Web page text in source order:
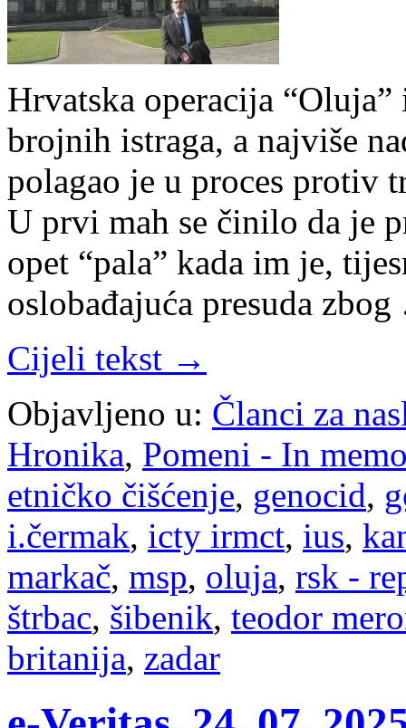
Hrvatska operacija
brojnih istraga, a najviše
polagao je u proces protiv
U prvi mah se činilo da je
opet “pala” kada im je,
oslobađajuća presuda
Cijeli tekst →
Objavljeno u: Članci za
Hronika, Pomeni - In
etničko čišćenje, genocid,
i.čermak, icty irmct, ius,
markač, msp, oluja, rsk -
štrbac, šibenik, teodor
britanija, zadar